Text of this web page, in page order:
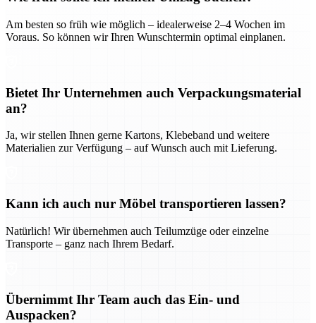
Am besten so früh wie möglich – idealerweise 2–4 Wochen im
Voraus. So können wir Ihren Wunschtermin optimal einplanen.
Bietet Ihr Unternehmen auch Verpackungsmaterial
an?
Ja, wir stellen Ihnen gerne Kartons, Klebeband und weitere
Materialien zur Verfügung – auf Wunsch auch mit Lieferung.
Kann ich auch nur Möbel transportieren lassen?
Natürlich! Wir übernehmen auch Teilumzüge oder einzelne
Transporte – ganz nach Ihrem Bedarf.
Übernimmt Ihr Team auch das Ein- und
Auspacken?